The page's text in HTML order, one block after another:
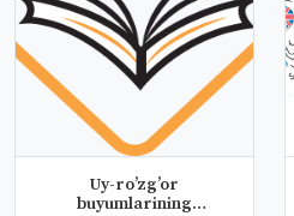
Uy-ro’zg’or
buyumlarining